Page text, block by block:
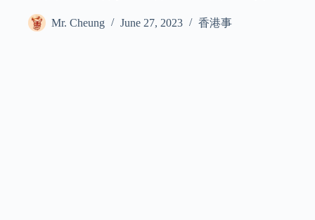
Mr. Cheung June 27, 2023 香港事